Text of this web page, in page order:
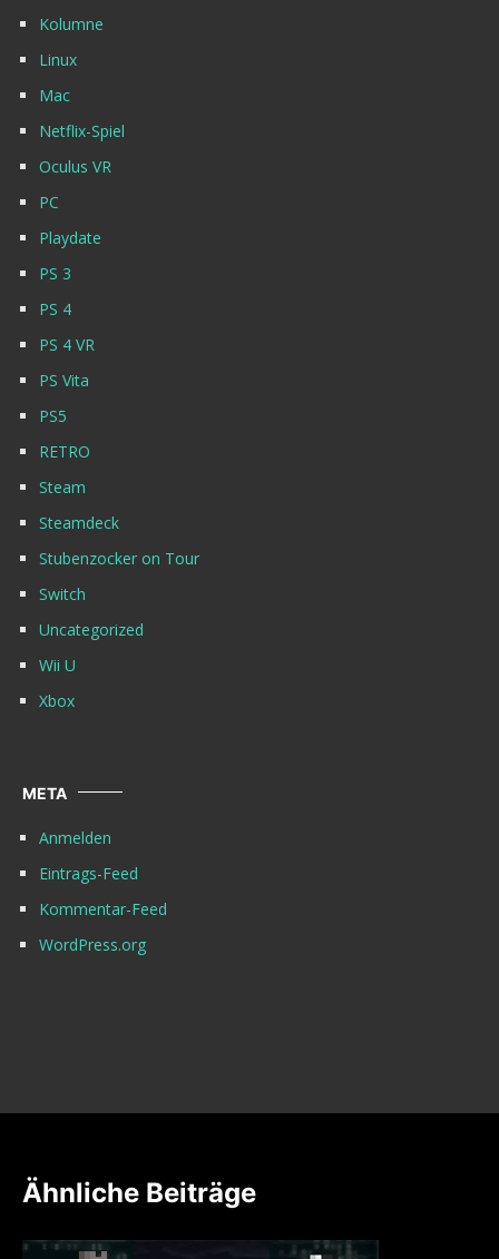
Kolumne
Linux
Mac
Netflix-Spiel
Oculus VR
PC
Playdate
PS 3
PS 4
PS 4 VR
PS Vita
PS5
RETRO
Steam
Steamdeck
Stubenzocker on Tour
Switch
Uncategorized
Wii U
Xbox
META
Anmelden
Eintrags-Feed
Kommentar-Feed
WordPress.org
Ähnliche Beiträge